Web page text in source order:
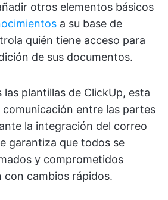
otros elementos básicos
a su base de
quién tiene acceso para
de sus documentos.
las plantillas de ClickUp, esta
entre las partes
la integración del correo
garantiza que todos se
y comprometidos
con cambios rápidos.